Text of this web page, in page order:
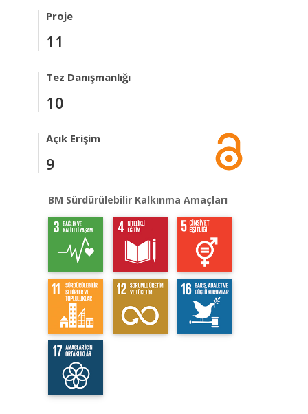
Proje
11
Tez Danışmanlığı
10
Açık Erişim
9
BM Sürdürülebilir Kalkınma Amaçları